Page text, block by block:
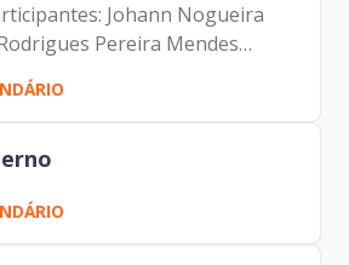
Johann Nogueira
Pereira Mendes
Farias Ferreira Antonio
Filho Carolina
Alberto...